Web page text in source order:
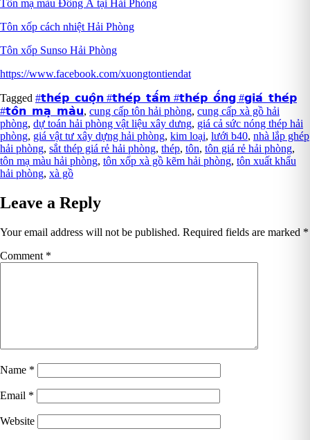
Tôn mạ màu Đông Á tại Hải Phòng
Tôn xốp cách nhiệt Hải Phòng
Tôn xốp Sunso Hải Phòng
https://www.facebook.com/xuongtontiendat
Tagged #𝘁𝗵𝗲́𝗽_𝗰𝘂𝗼̣̂𝗻 #𝘁𝗵𝗲́𝗽_𝘁𝗮̂́𝗺 #𝘁𝗵𝗲́𝗽_𝗼̂́𝗻𝗴 #𝗴𝗶𝗮́_𝘁𝗵𝗲́𝗽
#𝘁𝗼̂𝗻_𝗺𝗮̣_𝗺𝗮̀𝘂, cung cấp tôn hải phòng, cung cấp xà gồ hải
phòng, dự toán hải phòng vật liệu xây dưng, giá cả sức nóng thép hải
phòng, giá vật tư xây dựng hải phòng, kim loại, lưới b40, nhà lắp ghép
hải phòng, sắt thép giá rẻ hải phòng, thép, tôn, tôn giá rẻ hải phòng,
tôn mạ màu hải phòng, tôn xốp xà gồ kẽm hải phòng, tôn xuất khẩu
hải phòng, xà gồ
Leave a Reply
Your email address will not be published. Required fields are marked *
Comment *
Name *
Email *
Website